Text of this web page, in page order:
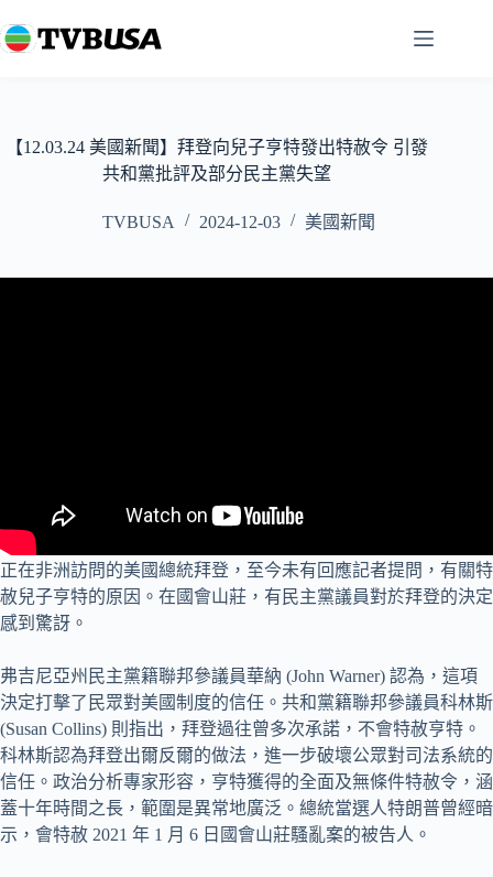
至
【12.03.24 美國新聞】拜登向兒子亨特發出特赦令 引發
共和黨批評及部分民主黨失望
TVBUSA 2024-12-03 美國新聞
正在非洲訪問的美國總統拜登，至今未有回應記者提問，有關特
赦兒子亨特的原因。在國會山莊，有民主黨議員對於拜登的決定
感到驚訝。
弗吉尼亞州民主黨籍聯邦參議員華納 (John Warner) 認為，這項
決定打擊了民眾對美國制度的信任。共和黨籍聯邦參議員科林斯
(Susan Collins) 則指出，拜登過往曾多次承諾，不會特赦亨特。
科林斯認為拜登出爾反爾的做法，進一步破壞公眾對司法系統的
信任。政治分析專家形容，亨特獲得的全面及無條件特赦令，涵
蓋十年時間之長，範圍是異常地廣泛。總統當選人特朗普曾經暗
示，會特赦 2021 年 1 月 6 日國會山莊騷亂案的被告人。